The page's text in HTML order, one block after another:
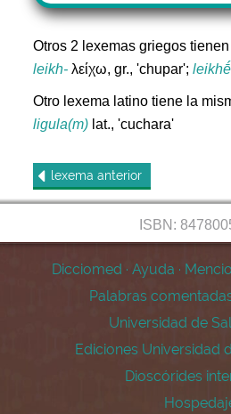
Otros 2 lexemas griegos
leikh- λείχω, gr., 'chupar';
Otro lexema latino tiene la
ligula(m) lat., 'cuchara'
lexema anterior
ISBN:
Dicciomed · Ayuda ·
Palabras
Universidad de
Ediciones Universidad
Dioscórides